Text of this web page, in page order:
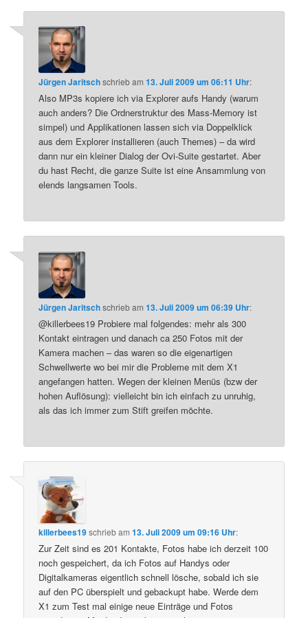
Jürgen Jaritschschriebam13. Juli 2009 um 06:11 Uhr:
Also MP3s kopiere ich via Explorer aufs Handy (warum
auch anders? Die Ordnerstruktur des Mass-Memory ist
simpel) und Applikationen lassen sich via Doppelklick
aus dem Explorer installieren (auch Themes) – da wird
dann nur ein kleiner Dialog der Ovi-Suite gestartet. Aber
du hast Recht, die ganze Suite ist eine Ansammlung von
elends langsamen Tools.
Jürgen Jaritschschriebam13. Juli 2009 um 06:39 Uhr:
@killerbees19 Probiere mal folgendes: mehr als 300
Kontakt eintragen und danach ca 250 Fotos mit der
Kamera machen – das waren so die eigenartigen
Schwellwerte wo bei mir die Probleme mit dem X1
angefangen hatten. Wegen der kleinen Menüs (bzw der
hohen Auflösung): vielleicht bin ich einfach zu unruhig,
als das ich immer zum Stift greifen möchte.
killerbees19schriebam13. Juli 2009 um 09:16 Uhr:
Zur Zeit sind es 201 Kontakte, Fotos habe ich derzeit 100
noch gespeichert, da ich Fotos auf Handys oder
Digitalkameras eigentlich schnell lösche, sobald ich sie
auf den PC überspielt und gebackupt habe. Werde dem
X1 zum Test mal einige neue Einträge und Fotos